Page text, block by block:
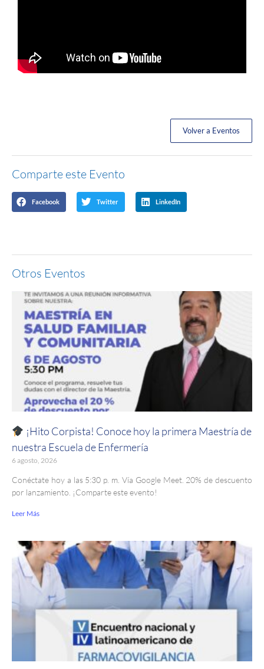
Volver a Eventos
Comparte este Evento
Facebook Twitter LinkedIn
Otros Eventos
¡Hito Corpista! Conoce hoy la primera Maestría de
nuestra Escuela de Enfermería
6 agosto, 2026
Conéctate hoy a las 5:30 p. m. Vía Google Meet. 20% de descuento
por lanzamiento. ¡Comparte este evento!
Leer Más